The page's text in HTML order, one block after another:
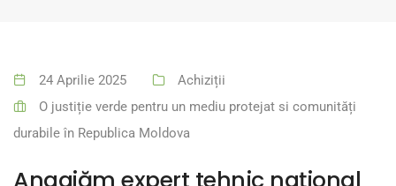
24 Aprilie 2025
Achiziții
O justiție verde pentru un mediu protejat si comunități
durabile în Republica Moldova